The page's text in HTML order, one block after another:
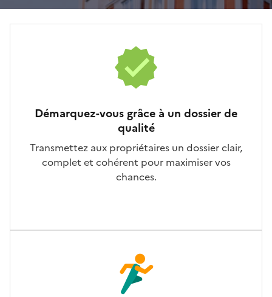
Démarquez-vous grâce à un dossier de
qualité
Transmettez aux propriétaires un dossier clair,
complet et cohérent pour maximiser vos
chances.